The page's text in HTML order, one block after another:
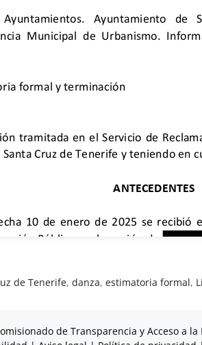
de Tenerife,danza,estimatoria formal,
de Transparencia y Acceso a